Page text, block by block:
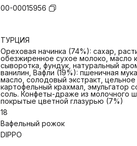
00-00015956
ТУРЦИЯ
Ореховая начинка (74%): сахар,
обезжиренное сухое молоко, масло
сыворотка, фундук, натуральный
ванилин, Вафли (19%): пшеничная
масло, солодовый экстракт, цельное
картофельный крахмал, эмульгатор
соль. Конфеты-драже из молочного
покрытые цветной глазурью (7%)
18
Вафельный рожок
DIPPO